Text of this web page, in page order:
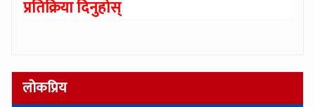
प्रतिक्रिया दिनुहोस्
लोकप्रिय